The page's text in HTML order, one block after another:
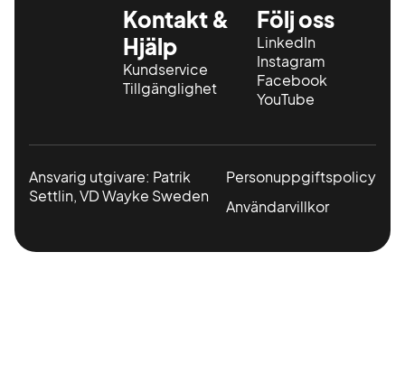
Kontakt &
Hjälp
Kundservice
Tillgänglighet
Följ oss
LinkedIn
Instagram
Facebook
YouTube
Ansvarig utgivare: Patrik
Settlin, VD Wayke Sweden
Personuppgiftspolicy
Användarvillkor